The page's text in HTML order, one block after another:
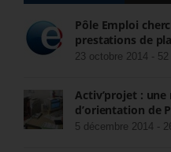
Pôle Emploi
prestations de
23 octobre 2014 -
Activ’projet :
d’orientation de
5 décembre 2014 -